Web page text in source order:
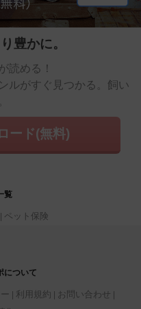
豊かに。
読める！
ルがすぐ見つかる。飼い
ード(無料)
覧
ペット保険
について
利用規約
お問い合わせ